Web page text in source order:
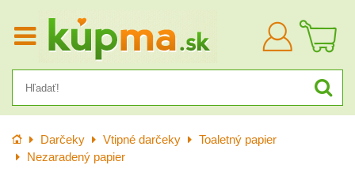
Prihlásiť
sa
Úvod Darčeky Vtipné darčeky
Toaletný papier
Nezaradený papier